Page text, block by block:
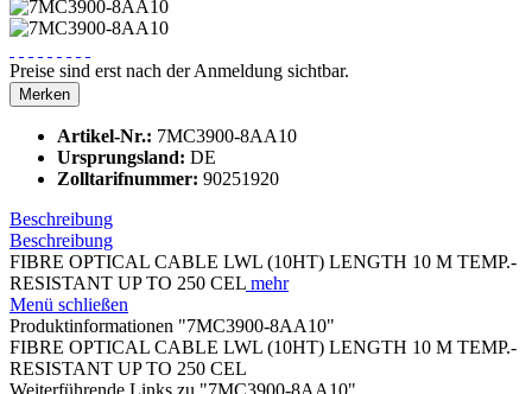
Preise sind erst nach der Anmeldung sichtbar.
Merken
Artikel-Nr.: 7MC3900-8AA10
Ursprungsland: DE
Zolltarifnummer: 90251920
Beschreibung
Beschreibung
FIBRE OPTICAL CABLE LWL (10HT) LENGTH 10 M TEMP.-
RESISTANT UP TO 250 CEL mehr
Menü schließen
Produktinformationen "7MC3900-8AA10"
FIBRE OPTICAL CABLE LWL (10HT) LENGTH 10 M TEMP.-
RESISTANT UP TO 250 CEL
Weiterführende Links zu "7MC3900-8AA10"